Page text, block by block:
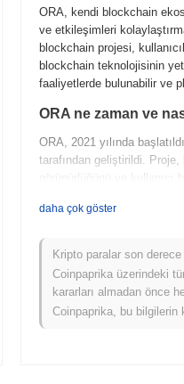
ORA, kendi blockchain
ve etkileşimleri
blockchain projesi,
blockchain teknolojisinin
faaliyetlerde bulunabilir ve
ORA ne zaman ve
ORA, 2021 yılında
tarafından geliştirildi.
görünürlüğünü ve
ORA, en son yol haritası
arasında, ekosistem
platformları ile
etmeye odaklanan
beklenen akıllı
daha çok göster
Kripto paralar son derece
Coinpaprika üzerindeki
kararları almadan önce
Coinpaprika, bu bilgilerin